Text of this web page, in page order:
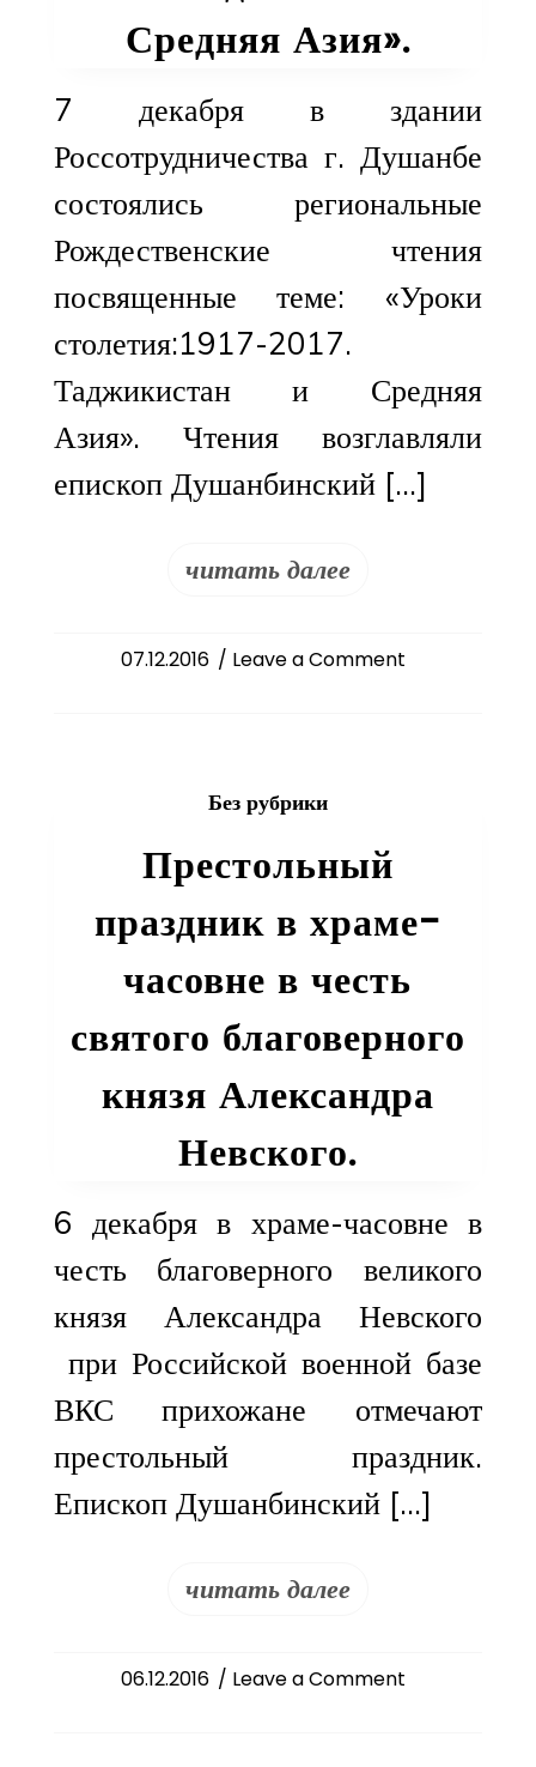
Средняя Азия».
7 декабря в здании
Россотрудничества г. Душанбе
состоялись региональные
Рождественские чтения
посвященные теме: «Уроки
столетия:1917-2017.
Таджикистан и Средняя
Азия». Чтения возглавляли
епископ Душанбинский […]
читать далее
07.12.2016 / Leave a Comment
Без рубрики
Престольный
праздник в храме-
часовне в честь
святого благоверного
князя Александра
Невского.
6 декабря в храме-часовне в
честь благоверного великого
князя Александра Невского
при Российской военной базе
ВКС прихожане отмечают
престольный праздник.
Епископ Душанбинский […]
читать далее
06.12.2016 / Leave a Comment